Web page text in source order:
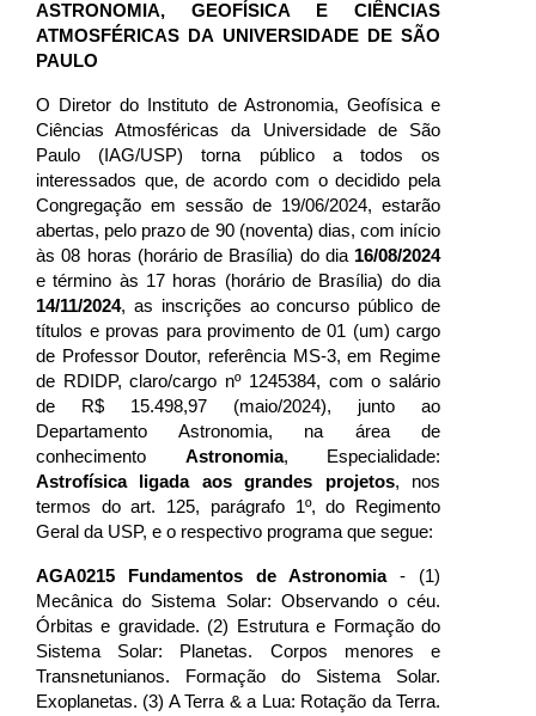
ASTRONOMIA, GEOFÍSICA E CIÊNCIAS
ATMOSFÉRICAS DA UNIVERSIDADE DE SÃO
PAULO
O Diretor do Instituto de Astronomia, Geofísica e
Ciências Atmosféricas da Universidade de São
Paulo (IAG/USP) torna público a todos os
interessados que, de acordo com o decidido pela
Congregação em sessão de 19/06/2024, estarão
abertas, pelo prazo de 90 (noventa) dias, com início
às 08 horas (horário de Brasília) do dia 16/08/2024
e término às 17 horas (horário de Brasília) do dia
14/11/2024, as inscrições ao concurso público de
títulos e provas para provimento de 01 (um) cargo
de Professor Doutor, referência MS-3, em Regime
de RDIDP, claro/cargo nº 1245384, com o salário
de R$ 15.498,97 (maio/2024), junto ao
Departamento Astronomia, na área de
conhecimento Astronomia, Especialidade:
Astrofísica ligada aos grandes projetos, nos
termos do art. 125, parágrafo 1º, do Regimento
Geral da USP, e o respectivo programa que segue:
AGA0215 Fundamentos de Astronomia - (1)
Mecânica do Sistema Solar: Observando o céu.
Órbitas e gravidade. (2) Estrutura e Formação do
Sistema Solar: Planetas. Corpos menores e
Transnetunianos. Formação do Sistema Solar.
Exoplanetas. (3) A Terra & a Lua: Rotação da Terra.